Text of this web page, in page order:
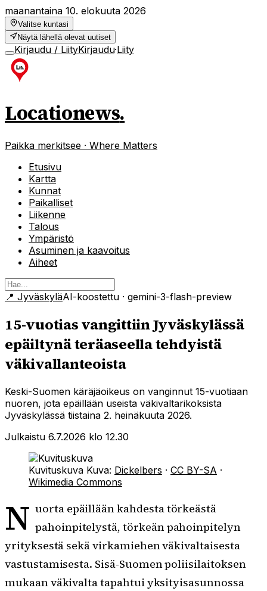
maanantaina 10. elokuuta 2026
Valitse kuntasi
Näytä lähellä olevat uutiset
Kirjaudu / LiityKirjaudu·Liity
Locationews.
Paikka merkitsee · Where Matters
Etusivu
Kartta
Kunnat
Paikalliset
Liikenne
Talous
Ympäristö
Asuminen ja kaavoitus
Aiheet
📍 JyväskyläAI-koostettu · gemini-3-flash-preview
15-vuotias vangittiin Jyväskylässä
epäiltynä teräaseella tehdyistä
väkivallanteoista
Keski-Suomen käräjäoikeus on vanginnut 15-vuotiaan
nuoren, jota epäillään useista väkivaltarikoksista
Jyväskylässä tiistaina 2. heinäkuuta 2026.
Julkaistu 6.7.2026 klo 12.30
Kuvituskuva Kuva: Dickelbers · CC BY-SA ·
Wikimedia Commons
N uorta epäillään kahdesta törkeästä
pahoinpitelystä, törkeän pahoinpitelyn
yrityksestä sekä virkamiehen väkivaltaisesta
vastustamisesta. Sisä-Suomen poliisilaitoksen
mukaan väkivalta tapahtui yksityisasunnossa